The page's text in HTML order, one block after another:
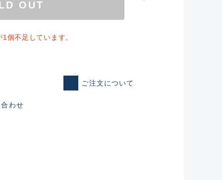
れた未使用
OUT
個不足しています。
ご注文について
わせ